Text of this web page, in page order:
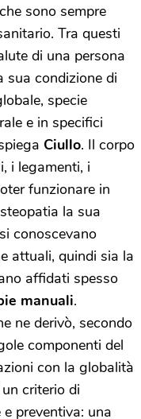
sono sempre
Tra questi
di una persona
sua condizione di
specie
e in specifici
Ciullo. Il corpo
i legamenti, i
funzionare in
la sua
conoscevano
attuali, quindi sia la
affidati spesso
manuali.
ne derivò, secondo
componenti del
con la globalità
criterio di
preventiva: una